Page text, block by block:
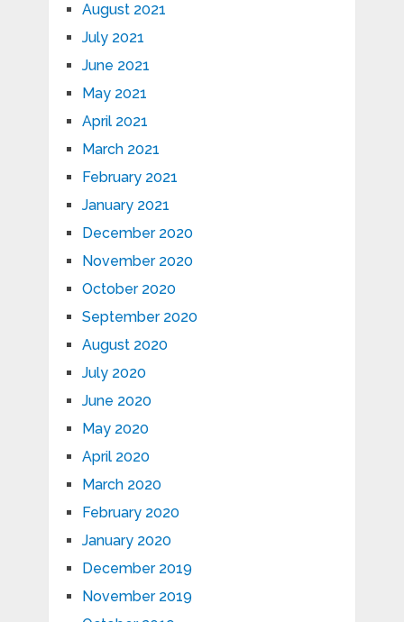
August 2021
July 2021
June 2021
May 2021
April 2021
March 2021
February 2021
January 2021
December 2020
November 2020
October 2020
September 2020
August 2020
July 2020
June 2020
May 2020
April 2020
March 2020
February 2020
January 2020
December 2019
November 2019